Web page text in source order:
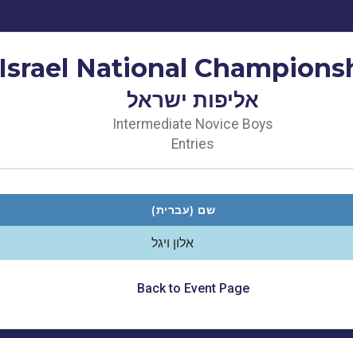
Israel National
אליפות ישראל
Intermediate Novice Boys
Entries
שם (עברית)
אלון ויגל
Back to Event Page